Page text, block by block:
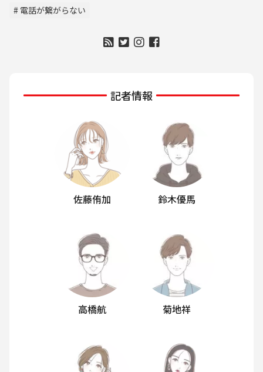
電話が繋がらない
記者情報
佐藤侑加 鈴木優馬
高橋航 菊地祥